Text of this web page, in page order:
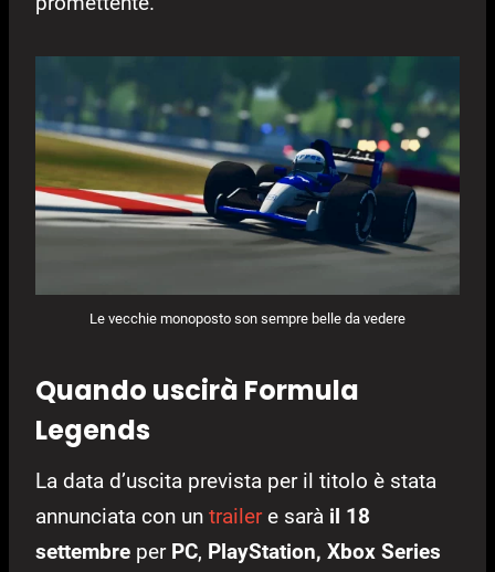
Le vecchie monoposto son sempre belle da vedere
Quando uscirà Formula
Legends
La data d’uscita prevista per il titolo è stata
annunciata con un trailere sarà il 18
settembre per PC, PlayStation, Xbox Series